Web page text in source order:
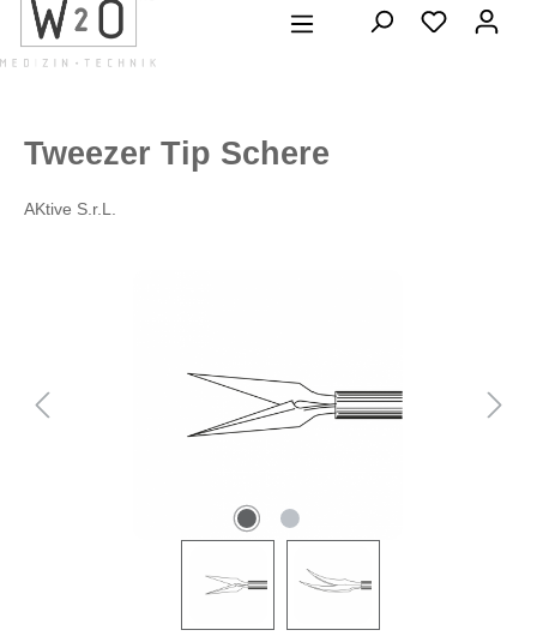
springen
Tweezer Tip Schere
AKtive S.r.L.